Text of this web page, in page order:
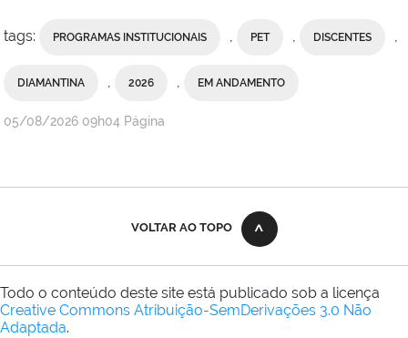
tags: PROGRAMAS INSTITUCIONAIS , PET , DISCENTES ,
DIAMANTINA , 2026 , EM ANDAMENTO
publicado
05/08/2026 09h04 Página
VOLTAR AO TOPO
Todo o conteúdo deste site está publicado sob a licença
Creative Commons Atribuição-SemDerivações 3.0 Não
Adaptada.